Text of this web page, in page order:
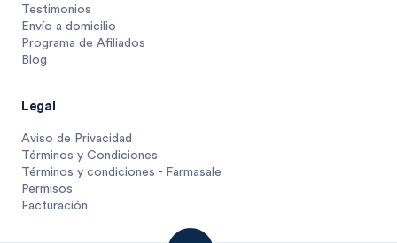
Testimonios
Envío a domicilio
Programa de Afiliados
Blog
Legal
Aviso de Privacidad
Términos y Condiciones
Términos y condiciones - Farmasale
Permisos
Facturación